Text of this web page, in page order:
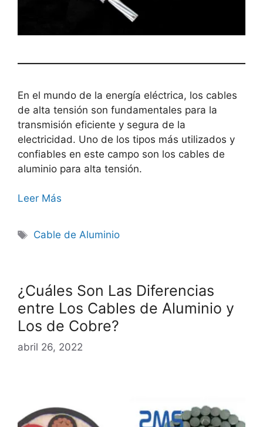
En el mundo de la energía eléctrica, los cables
de alta tensión son fundamentales para la
transmisión eficiente y segura de la
electricidad. Uno de los tipos más utilizados y
confiables en este campo son los cables de
aluminio para alta tensión.
Leer Más
Cable de Aluminio
¿Cuáles Son Las Diferencias
entre Los Cables de Aluminio y
Los de Cobre?
abril 26, 2022